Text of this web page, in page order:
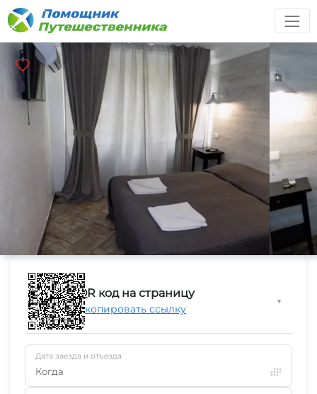
QR код на страницу
Скопировать ссылку
▼
Дата заезда и отъезда
Когда